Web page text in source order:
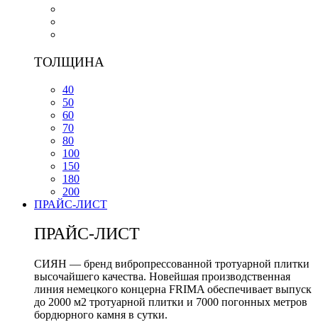
ТОЛЩИНА
40
50
60
70
80
100
150
180
200
ПРАЙС-ЛИСТ
ПРАЙС-ЛИСТ
СИЯН — бренд вибропрессованной тротуарной плитки
высочайшего качества. Новейшая производственная
линия немецкого концерна FRIMA обеспечивает выпуск
до 2000 м2 тротуарной плитки и 7000 погонных метров
бордюрного камня в сутки.